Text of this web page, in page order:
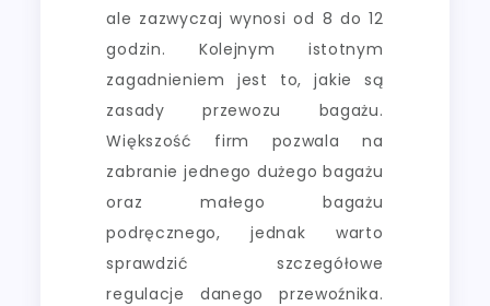
ale zazwyczaj wynosi od 8 do 12
godzin. Kolejnym istotnym
zagadnieniem jest to, jakie są
zasady przewozu bagażu.
Większość firm pozwala na
zabranie jednego dużego bagażu
oraz małego bagażu
podręcznego, jednak warto
sprawdzić szczegółowe
regulacje danego przewoźnika.